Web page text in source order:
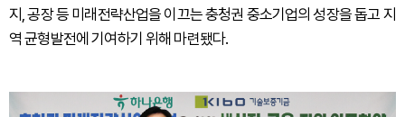
지, 공장 등 미래전략산업을 이끄는 충청권 중소기업의 성장을 돕고 지
역 균형발전에 기여하기 위해 마련됐다.